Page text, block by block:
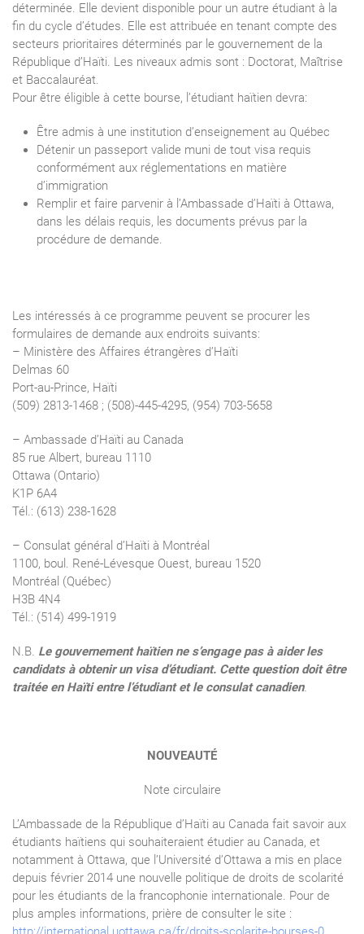
déterminée. Elle devient disponible pour un autre étudiant à la
fin du cycle d’études. Elle est attribuée en tenant compte des
secteurs prioritaires déterminés par le gouvernement de la
République d’Haïti. Les niveaux admis sont : Doctorat, Maîtrise
et Baccalauréat.
Pour être éligible à cette bourse, l’étudiant haïtien devra:
Être admis à une institution d’enseignement au Québec
Détenir un passeport valide muni de tout visa requis
conformément aux réglementations en matière
d’immigration
Remplir et faire parvenir à l’Ambassade d’Haïti à Ottawa,
dans les délais requis, les documents prévus par la
procédure de demande.
Les intéressés à ce programme peuvent se procurer les
formulaires de demande aux endroits suivants:
– Ministère des Affaires étrangères d’Haïti
Delmas 60
Port-au-Prince, Haïti
(509) 2813-1468 ; (508)-445-4295, (954) 703-5658
– Ambassade d’Haïti au Canada
85 rue Albert, bureau 1110
Ottawa (Ontario)
K1P 6A4
Tél.: (613) 238-1628
– Consulat général d’Haïti à Montréal
1100, boul. René-Lévesque Ouest, bureau 1520
Montréal (Québec)
H3B 4N4
Tél.: (514) 499-1919
N.B. Le gouvernement haïtien ne s’engage pas à aider les
candidats à obtenir un visa d’étudiant. Cette question doit être
traitée en Haïti entre l’étudiant et le consulat canadien.
NOUVEAUTÉ
Note circulaire
L’Ambassade de la République d’Haïti au Canada fait savoir aux
étudiants haïtiens qui souhaiteraient étudier au Canada, et
notamment à Ottawa, que l’Université d’Ottawa a mis en place
depuis février 2014 une nouvelle politique de droits de scolarité
pour les étudiants de la francophonie internationale. Pour de
plus amples informations, prière de consulter le site :